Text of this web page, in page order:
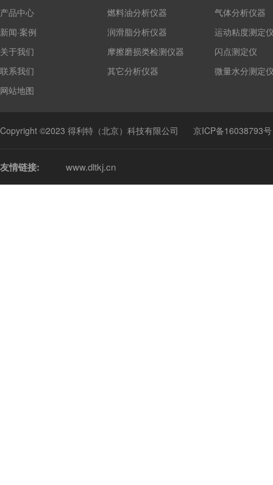
产品中心
新闻·案例
关于我们
联系我们
网站地图
燃料油分析仪器
润滑脂分析仪器
摩擦磨损类检测仪器
其它分析仪器
气体分析仪器
运动粘度测定
闪点测定仪
微量水分测定
Copyright ©2023 得利特（北京）科技有限公司 京ICP备16038793号
友情链接: www.dltkj.cn